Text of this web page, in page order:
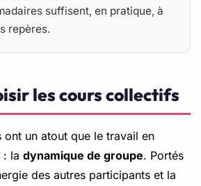
suffisent, en pratique, à
repères.
les cours collectifs
un atout que le travail en
: la dynamique de groupe. Portés
des autres participants et la